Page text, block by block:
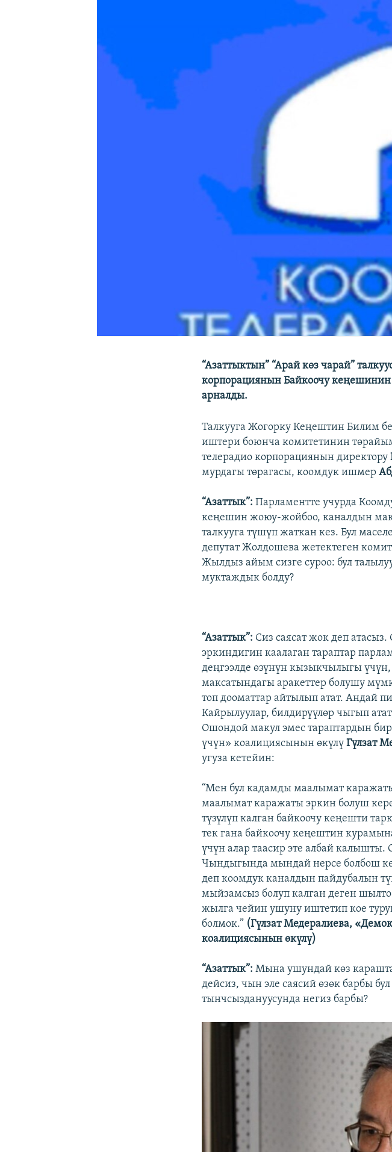
ЫҢГАЙСЫЗ СУРООЛОР
“Азаттыктын” “Арай көз чарай”
корпорациянын Байкоочу
арналды.
Талкууга Жогорку Кеңештин Билим
иштери боюнча комитетинин
телерадио корпорациянын директору
мурдагы төрагасы, коомдук ишмер
“Азаттык”:Парламентте учурда
кеңешин жоюу-жойбоо, каналдын
талкууга түшүп жаткан кез. Бул
депутат Жолдошева жетектеген
Жылдыз айым сизге суроо: бул
муктаждык болду?
“Азаттык”: Сиз саясат жок деп
эркиндигин каалаган тараптар
деңгээлде өзүнүн кызыкчылыгы
максатындагы аракеттер болушу
топ дооматтар айтылып атат. Андай
Кайрылуулар, билдирүүлөр чыгып
Ошондой макул эмес тараптардын
үчүн» коалициясынын өкүлүГүлзат
угуза кетейин:
“Мен бул кадамды маалымат
маалымат каражаты эркин болуш
түзүлүп калган байкоочу кеңешти
тек гана байкоочу кеңештин
үчүн алар таасир эте албай
Чындыгында мындай нерсе болбош
деп коомдук каналдын пайдубалын
мыйзамсыз болуп калган деген
жылга чейин ушуну иштетип кое
болмок.” (Гүлзат Медералиева,
коалициясынын өкүлү)
“Азаттык”:Мына ушундай көз
дейсиз, чын эле саясий өзөк барбы
тынчсыздануусунда негиз барбы?